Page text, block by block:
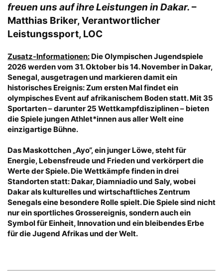
freuen uns auf ihre Leistungen in Dakar. –
Matthias Briker, Verantwortlicher
Leistungssport, LOC
Zusatz-Informationen: Die Olympischen Jugendspiele
2026 werden vom 31. Oktober bis 14. November in Dakar,
Senegal, ausgetragen und markieren damit ein
historisches Ereignis: Zum ersten Mal findet ein
olympisches Event auf afrikanischem Boden statt. Mit 35
Sportarten – darunter 25 Wettkampfdisziplinen – bieten
die Spiele jungen Athlet*innen aus aller Welt eine
einzigartige Bühne.
Das Maskottchen „Ayo“, ein junger Löwe, steht für
Energie, Lebensfreude und Frieden und verkörpert die
Werte der Spiele. Die Wettkämpfe finden in drei
Standorten statt: Dakar, Diamniadio und Saly, wobei
Dakar als kulturelles und wirtschaftliches Zentrum
Senegals eine besondere Rolle spielt. Die Spiele sind nicht
nur ein sportliches Grossereignis, sondern auch ein
Symbol für Einheit, Innovation und ein bleibendes Erbe
für die Jugend Afrikas und der Welt.